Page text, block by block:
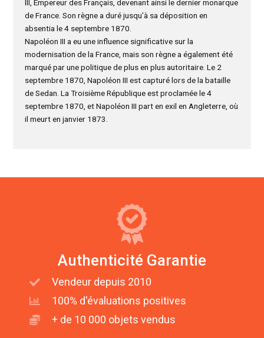
III, Empereur des Français, devenant ainsi le dernier monarque
de France. Son règne a duré jusqu’à sa déposition en
absentia le 4 septembre 1870.
Napoléon III a eu une influence significative sur la
modernisation de la France, mais son règne a également été
marqué par une politique de plus en plus autoritaire. Le 2
septembre 1870, Napoléon III est capturé lors de la bataille
de Sedan. La Troisième République est proclamée le 4
septembre 1870, et Napoléon III part en exil en Angleterre, où
il meurt en janvier 1873.
Authenticité Garantie
Vendeur depuis 2010
100% d'évaluations positives
+ de 10 000 objets vendus